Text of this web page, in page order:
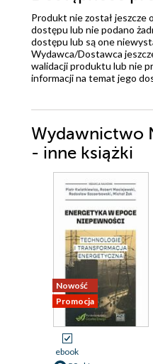
Produkt nie został jeszcze
dostępu lub nie podano
dostępu lub są one
Wydawca/Dostawca
walidacji produktu lub nie
informacji na temat jego
Wydawnictwo
- inne książki
Nowość
Promocja
ebook